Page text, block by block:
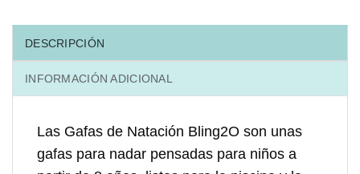
DESCRIPCIÓN
INFORMACIÓN ADICIONAL
Las Gafas de Natación Bling2O son unas
gafas para nadar pensadas para niños a